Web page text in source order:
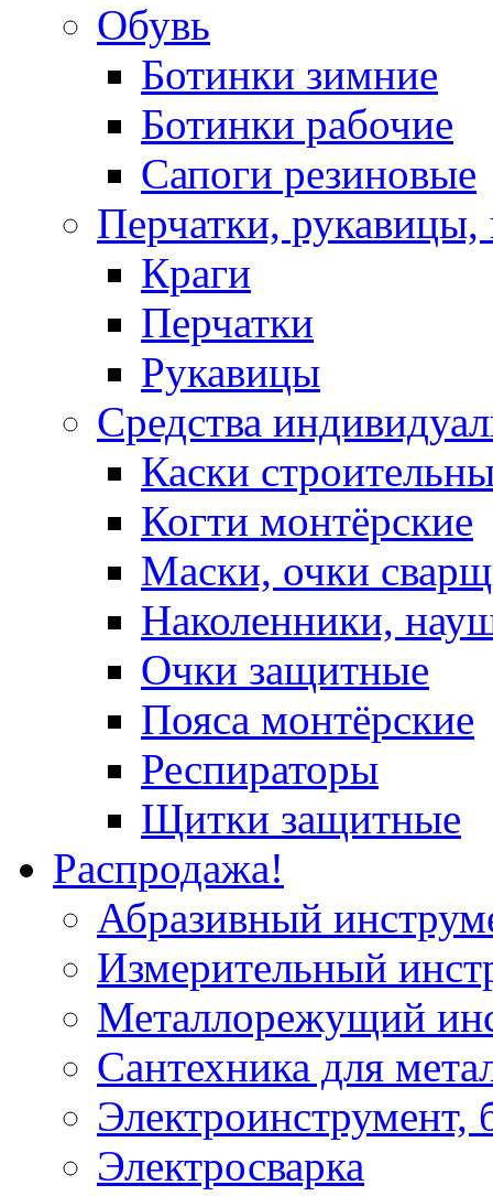
Обувь
Ботинки зимние
Ботинки рабочие
Сапоги резиновые
Перчатки, рукавицы,
Краги
Перчатки
Рукавицы
Средства
Каски
Когти монтёрские
Маски, очки
Наколенники,
Очки защитные
Пояса монтёрские
Респираторы
Щитки защитные
Распродажа!
Абразивный
Измерительный
Металлорежущий
Сантехника для
Электроинструмент,
Электросварка